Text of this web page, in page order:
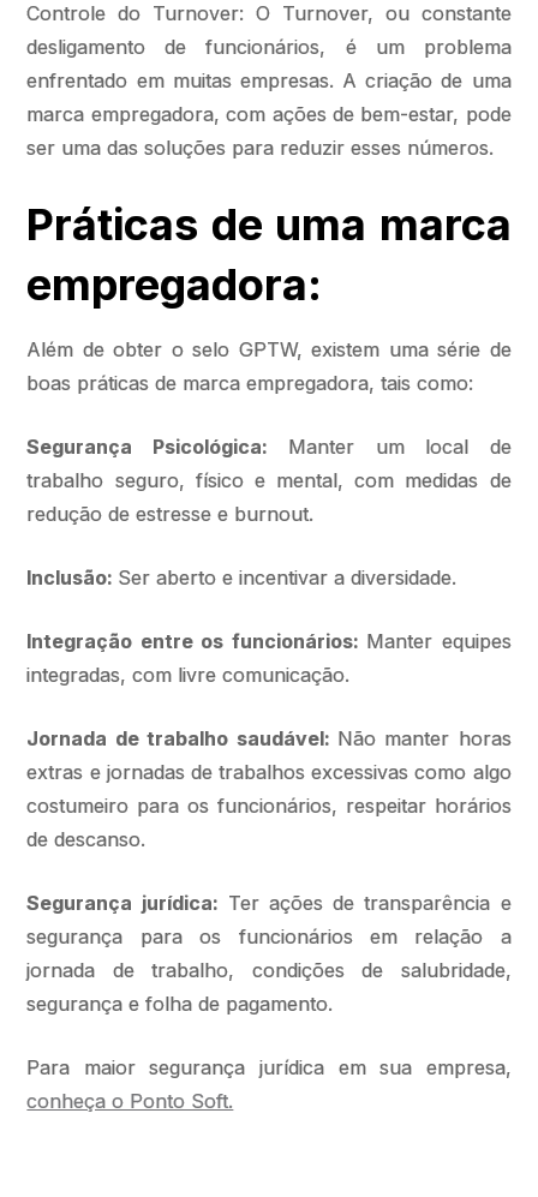
Controle do Turnover: O Turnover, ou constante
desligamento de funcionários, é um problema
enfrentado em muitas empresas. A criação de uma
marca empregadora, com ações de bem-estar, pode
ser uma das soluções para reduzir esses números.
Práticas de uma marca
empregadora:
Além de obter o selo GPTW, existem uma série de
boas práticas de marca empregadora, tais como:
Segurança Psicológica: Manter um local de
trabalho seguro, físico e mental, com medidas de
redução de estresse e burnout.
Inclusão: Ser aberto e incentivar a diversidade.
Integração entre os funcionários: Manter equipes
integradas, com livre comunicação.
Jornada de trabalho saudável: Não manter horas
extras e jornadas de trabalhos excessivas como algo
costumeiro para os funcionários, respeitar horários
de descanso.
Segurança jurídica: Ter ações de transparência e
segurança para os funcionários em relação a
jornada de trabalho, condições de salubridade,
segurança e folha de pagamento.
Para maior segurança jurídica em sua empresa,
conheça o Ponto Soft.